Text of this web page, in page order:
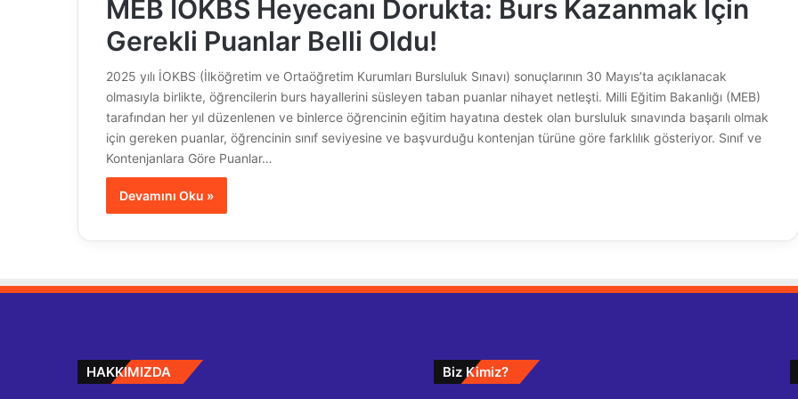
MEB İOKBS Heyecanı Dorukta: Burs Kazanmak İçin
Gerekli Puanlar Belli Oldu!
2025 yılı İOKBS (İlköğretim ve Ortaöğretim Kurumları Bursluluk Sınavı) sonuçlarının 30 Mayıs’ta açıklanacak
olmasıyla birlikte, öğrencilerin burs hayallerini süsleyen taban puanlar nihayet netleşti. Milli Eğitim Bakanlığı (MEB)
tarafından her yıl düzenlenen ve binlerce öğrencinin eğitim hayatına destek olan bursluluk sınavında başarılı olmak
için gereken puanlar, öğrencinin sınıf seviyesine ve başvurduğu kontenjan türüne göre farklılık gösteriyor. Sınıf ve
Kontenjanlara Göre Puanlar…
Devamını Oku »
HAKKIMIZDA Biz Kimiz?